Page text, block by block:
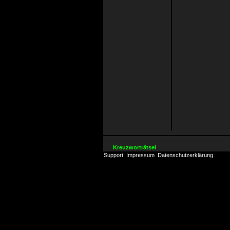
Kreuzworträtsel
Support Impressum Datenschutzerklärung